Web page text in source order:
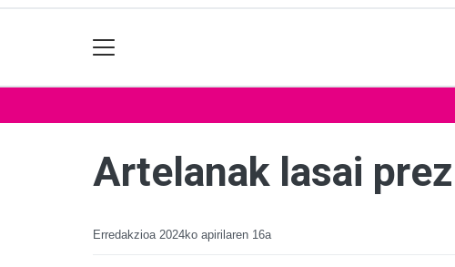
Artelanak lasai
Erredakzioa 2024ko apirilaren 16a